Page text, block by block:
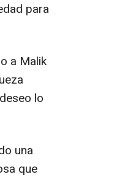
para
a Malik
lo
una
que